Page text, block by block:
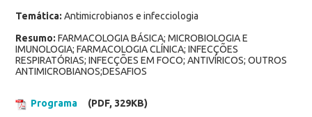
Temática: Antimicrobianos e infecciologia
Resumo: FARMACOLOGIA BÁSICA; MICROBIOLOGIA E
IMUNOLOGIA; FARMACOLOGIA CLÍNICA; INFECÇÕES
RESPIRATÓRIAS; INFECÇÕES EM FOCO; ANTIVÍRICOS; OUTROS
ANTIMICROBIANOS;DESAFIOS
Programa (PDF, 329KB)